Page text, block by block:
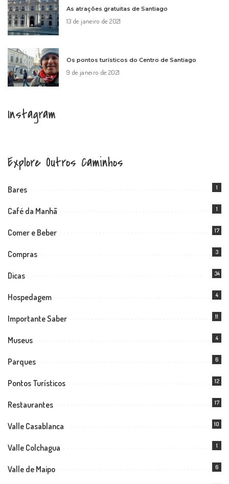
As atrações gratuitas de Santiago
13 de janeiro de 2021
Os pontos turísticos do Centro de Santiago
9 de janeiro de 2021
Instagram
Explore Outros Caminhos
Bares 1
Café da Manhã 1
Comer e Beber 17
Compras 3
Dicas 34
Hospedagem 4
Importante Saber 11
Museus 4
Parques 6
Pontos Turísticos 12
Restaurantes 17
Valle Casablanca 10
Valle Colchagua 1
Valle de Maipo 6